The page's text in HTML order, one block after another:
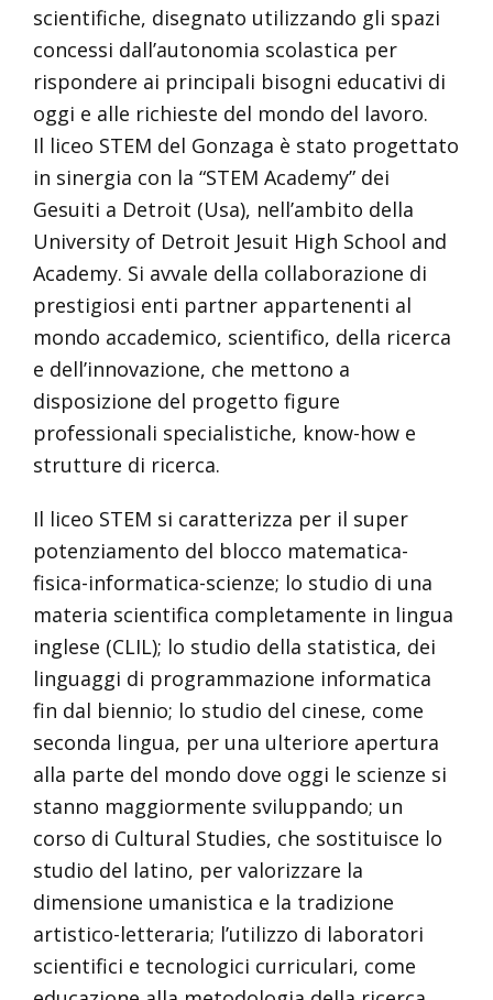
scientifiche, disegnato utilizzando gli spazi
concessi dall’autonomia scolastica per
rispondere ai principali bisogni educativi di
oggi e alle richieste del mondo del lavoro.
Il liceo STEM del Gonzaga è stato progettato
in sinergia con la “STEM Academy” dei
Gesuiti a Detroit (Usa), nell’ambito della
University of Detroit Jesuit High School and
Academy. Si avvale della collaborazione di
prestigiosi enti partner appartenenti al
mondo accademico, scientifico, della ricerca
e dell’innovazione, che mettono a
disposizione del progetto figure
professionali specialistiche, know-how e
strutture di ricerca.
Il liceo STEM si caratterizza per il super
potenziamento del blocco matematica-
fisica-informatica-scienze; lo studio di una
materia scientifica completamente in lingua
inglese (CLIL); lo studio della statistica, dei
linguaggi di programmazione informatica
fin dal biennio; lo studio del cinese, come
seconda lingua, per una ulteriore apertura
alla parte del mondo dove oggi le scienze si
stanno maggiormente sviluppando; un
corso di Cultural Studies, che sostituisce lo
studio del latino, per valorizzare la
dimensione umanistica e la tradizione
artistico-letteraria; l’utilizzo di laboratori
scientifici e tecnologici curriculari, come